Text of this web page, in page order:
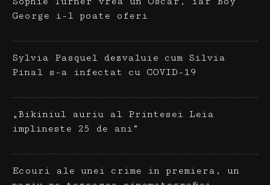
George i-l poate oferi
Sylvia Pasquel dezvaluie cum Silvia
Pinal s-a infectat cu COVID-19
„Bikiniul auriu al Printesei Leia
implineste 25 de ani”
Ecouri ale unei crime in premiera, un